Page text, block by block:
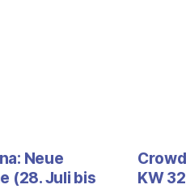
Neue
(28. Juli bis
KW